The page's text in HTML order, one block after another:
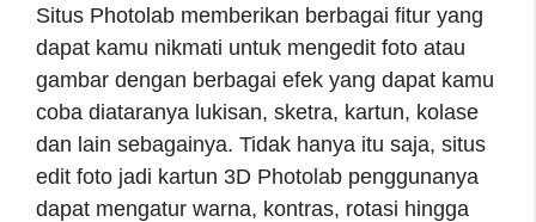
Situs Photolab memberikan berbagai fitur yang
dapat kamu nikmati untuk mengedit foto atau
gambar dengan berbagai efek yang dapat kamu
coba diataranya lukisan, sketra, kartun, kolase
dan lain sebagainya. Tidak hanya itu saja, situs
edit foto jadi kartun 3D Photolab penggunanya
dapat mengatur warna, kontras, rotasi hingga